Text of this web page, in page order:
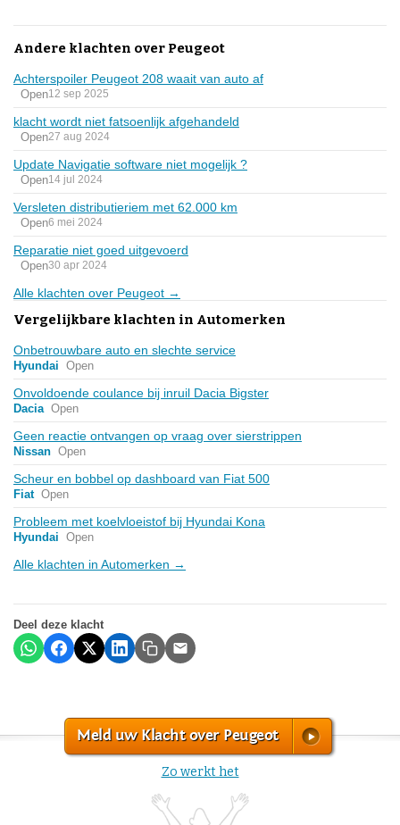
Andere klachten over Peugeot
Achterspoiler Peugeot 208 waait van auto af
Open12 sep 2025
klacht wordt niet fatsoenlijk afgehandeld
Open27 aug 2024
Update Navigatie software niet mogelijk ?
Open14 jul 2024
Versleten distributieriem met 62.000 km
Open6 mei 2024
Reparatie niet goed uitgevoerd
Open30 apr 2024
Alle klachten over Peugeot →
Vergelijkbare klachten in Automerken
Onbetrouwbare auto en slechte service
Hyundai Open
Onvoldoende coulance bij inruil Dacia Bigster
Dacia Open
Geen reactie ontvangen op vraag over sierstrippen
Nissan Open
Scheur en bobbel op dashboard van Fiat 500
Fiat Open
Probleem met koelvloeistof bij Hyundai Kona
Hyundai Open
Alle klachten in Automerken →
Deel deze klacht
Meld uw Klacht over Peugeot
Zo werkt het